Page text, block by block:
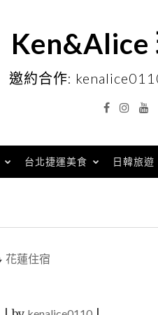
Ken&Alice
邀約合作:
Facebook
台北捷運美食 日韓旅遊
花蓮住宿